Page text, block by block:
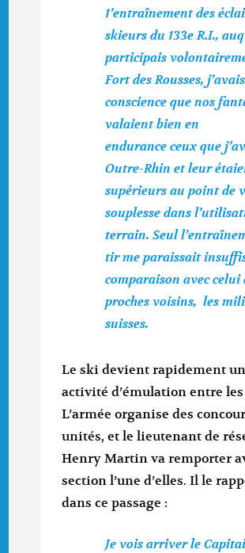
1’entraînement des
skieurs du 133e R.I.,
participais
Fort des Rousses, j’avais
conscience que nos
valaient bien en
endurance ceux que
Outre-Rhin et leur
supérieurs au point de
souplesse dans
terrain. Seul
tir me paraissait
comparaison avec celui
proches voisins, les
suisses.
Le ski devient rapidement
activité d’émulation entre
L’armée organise des
unités, et le lieutenant de
Henry Martin va remporter
section l’une d’elles. Il le
dans ce passage :
Je vois arriver le